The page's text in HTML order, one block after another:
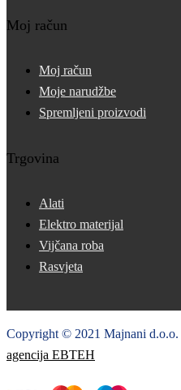
Moj račun
Moj račun
Moje narudžbe
Spremljeni proizvodi
Trgovina
Alati
Elektro materijal
Vijčana roba
Rasvjeta
Copyright © 2021 Majnani d.o.o.
agencija EBTEH